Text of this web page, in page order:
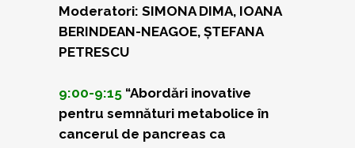
Moderatori: SIMONA DIMA, IOANA
BERINDEAN-NEAGOE, ȘTEFANA
PETRESCU
9:00-9:15 “Abordări inovative
pentru semnături metabolice în
cancerul de pancreas ca